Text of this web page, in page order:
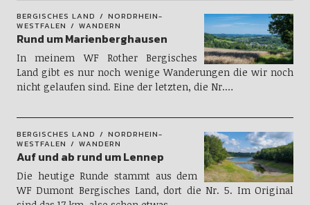
BERGISCHES LAND
NORDRHEIN-
WESTFALEN
WANDERN
Rund um Marienberghausen
In meinem WF Rother Bergisches
Land gibt es nur noch wenige Wanderungen die wir noch
nicht gelaufen sind. Eine der letzten, die Nr.…
BERGISCHES LAND
NORDRHEIN-
WESTFALEN
WANDERN
Auf und ab rund um Lennep
Die heutige Runde stammt aus dem
WF Dumont Bergisches Land, dort die Nr. 5. Im Original